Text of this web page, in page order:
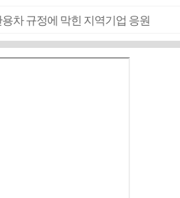
차 규정에 막힌 지역기업 응원